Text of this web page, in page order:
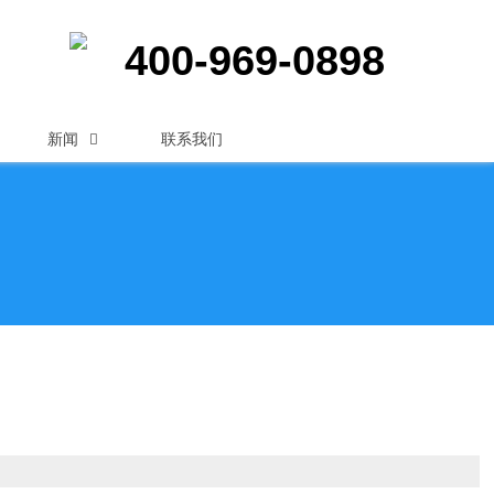
400-969-0898
新闻  联系我们